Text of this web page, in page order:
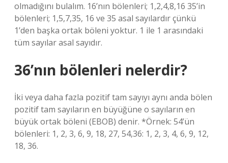
olmadığını bulalım. 16’nın bölenleri; 1,2,4,8,16 35’in
bölenleri; 1,5,7,35, 16 ve 35 asal sayılardır çünkü
1’den başka ortak böleni yoktur. 1 ile 1 arasındaki
tüm sayılar asal sayıdır.
36’nın bölenleri nelerdir?
İki veya daha fazla pozitif tam sayıyı aynı anda bölen
pozitif tam sayıların en büyüğüne o sayıların en
büyük ortak böleni (EBOB) denir. *Örnek: 54’ün
bölenleri: 1, 2, 3, 6, 9, 18, 27, 54,36: 1, 2, 3, 4, 6, 9, 12,
18, 36.